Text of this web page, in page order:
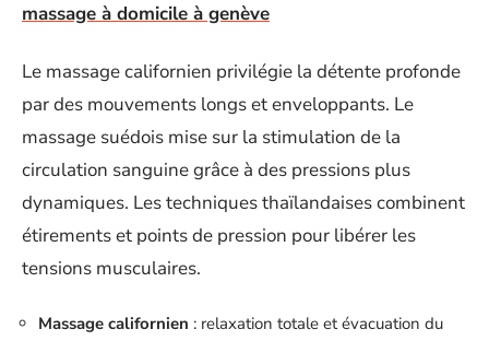
massage à domicile à genève
Le massage californien privilégie la détente profonde
par des mouvements longs et enveloppants. Le
massage suédois mise sur la stimulation de la
circulation sanguine grâce à des pressions plus
dynamiques. Les techniques thaïlandaises combinent
étirements et points de pression pour libérer les
tensions musculaires.
Massage californien : relaxation totale et évacuation du